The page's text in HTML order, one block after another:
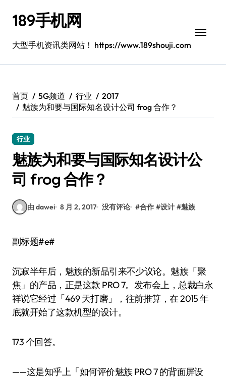
189手机网
大型手机资讯类网站！ https://www.189shouji.com
首页 5G频道 行业
2017
魅族为和要与国际知名设计公司 frog 合作？
行业
魅族为和要与国际知名设计公
司 frog 合作？
由 dawei 8 月 2, 2017 没有评论 #合作 #设计 #魅族
副标题#e#
沉寂半年后，魅族的新品引来不少议论。魅族「聚
焦」的产品，正是这款 PRO 7。发布会上，总裁白永
祥说它经过「469 天打磨」，往前推算，在 2015 年
底就开始了这款机型的设计。
173 个回答。
——这是知乎上「如何评价魅族 PRO 7 的背面屏设